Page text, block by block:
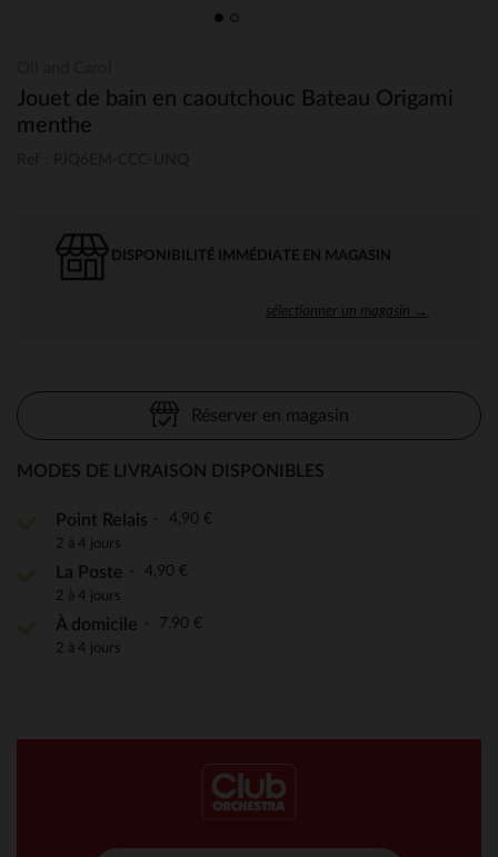
Jouet de bain en caoutchouc Bateau Origami
menthe
DISPONIBILITÉ IMMÉDIATE EN MAGASIN
sélectionner un magasin →
Réserver en magasin
MODES DE LIVRAISON DISPONIBLES
Point Relais 4,90 €
2 à 4 jours
La Poste 4,90 €
2 à 4 jours
À domicile 7,90 €
2 à 4 jours